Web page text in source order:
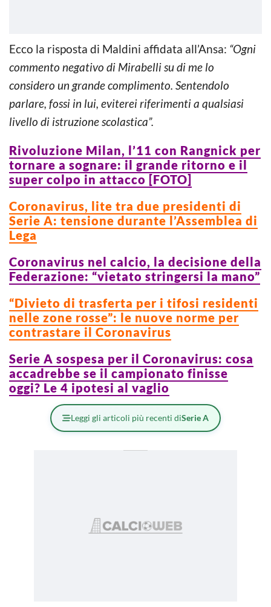
Ecco la risposta di Maldini affidata all’Ansa: “Ogni
commento negativo di Mirabelli su di me lo
considero un grande complimento. Sentendolo
parlare, fossi in lui, eviterei riferimenti a qualsiasi
livello di istruzione scolastica”.
Rivoluzione Milan, l’11 con Rangnick per
tornare a sognare: il grande ritorno e il
super colpo in attacco [FOTO]
Coronavirus, lite tra due presidenti di
Serie A: tensione durante l’Assemblea di
Lega
Coronavirus nel calcio, la decisione della
Federazione: “vietato stringersi la mano”
“Divieto di trasferta per i tifosi residenti
nelle zone rosse”: le nuove norme per
contrastare il Coronavirus
Serie A sospesa per il Coronavirus: cosa
accadrebbe se il campionato finisse
oggi? Le 4 ipotesi al vaglio
Leggi gli articoli più recenti diSerie A